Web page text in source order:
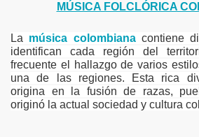
MÚSICA FOLCLÓRICA
La música colombianacontiene
identifican cada región del
frecuente el hallazgo de varios
una de las regiones. Esta rica
origina en la fusión de razas,
originó la actual sociedad y cultura